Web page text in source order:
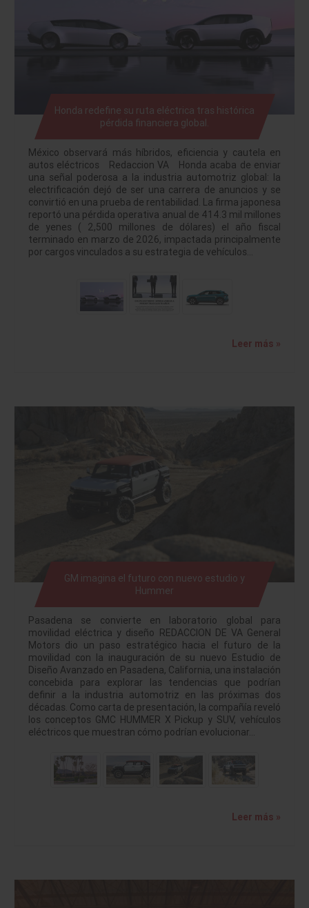
Honda redefine su ruta eléctrica tras histórica
pérdida financiera global.
México observará más híbridos, eficiencia y cautela en
autos eléctricos Redaccion VA Honda acaba de enviar
una señal poderosa a la industria automotriz global: la
electrificación dejó de ser una carrera de anuncios y se
convirtió en una prueba de rentabilidad. La firma japonesa
reportó una pérdida operativa anual de 414.3 mil millones
de yenes ( 2,500 millones de dólares) el año fiscal
terminado en marzo de 2026, impactada principalmente
por cargos vinculados a su estrategia de vehículos…
Leer más »
GM imagina el futuro con nuevo estudio y
Hummer
Pasadena se convierte en laboratorio global para
movilidad eléctrica y diseño REDACCION DE VA General
Motors dio un paso estratégico hacia el futuro de la
movilidad con la inauguración de su nuevo Estudio de
Diseño Avanzado en Pasadena, California, una instalación
concebida para explorar las tendencias que podrían
definir a la industria automotriz en las próximas dos
décadas. Como carta de presentación, la compañía reveló
los conceptos GMC HUMMER X Pickup y SUV, vehículos
eléctricos que muestran cómo podrían evolucionar…
Leer más »